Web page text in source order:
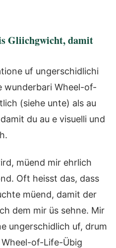
Gliichgwicht, damit
uf ungerschidlichi
wunderbari Wheel-of-
(siehe unte) als au
du au e visuelli und
müend mir ehrlich
Oft heisst das, dass
müend, damit der
dem mir üs sehne. Mir
ungerschidlich uf, drum
of-Life-Übig